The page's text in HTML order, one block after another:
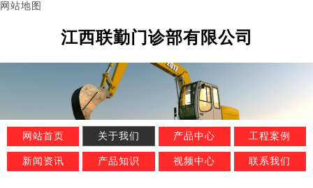
网站地图
江西联勤门诊部有限公司
网站首页 关于我们 产品中心 工程案例
新闻资讯 产品知识 视频中心 联系我们